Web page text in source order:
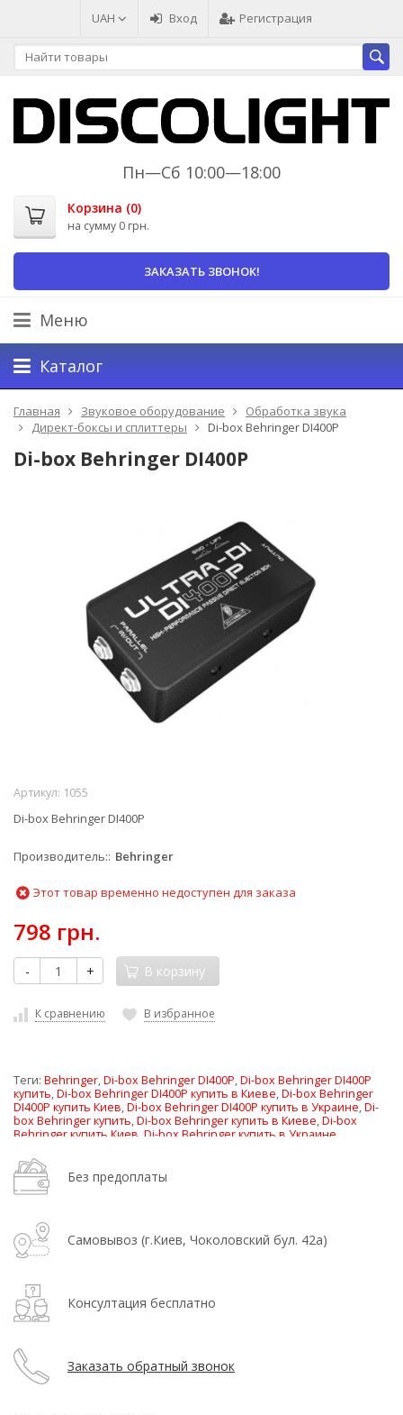
UAH Вход Регистрация
Пн—Сб 10:00—18:00
Корзина (0)
на сумму 0 грн.
ЗАКАЗАТЬ ЗВОНОК!
Меню
Каталог
Главная Звуковое оборудование
Обработка звука
Директ-боксы и сплиттеры
Di-box Behringer DI400P
Di-box Behringer DI400P
Артикул: 1055
Di-box Behringer DI400P
Производитель: Behringer
Этот товар временно недоступен для заказа
798 грн.
- + В корзину
К сравнению В избранное
Теги: Behringer,Di-box Behringer DI400P,Di-box Behringer DI400P
купить,Di-box Behringer DI400P купить в Киеве,Di-box Behringer
DI400P купить Киев,Di-box Behringer DI400P купить в Украине,Di-
box Behringer купить,Di-box Behringer купить в Киеве,Di-box
Behringer купить Киев Di-box Behringer купить в Украине
Без предоплаты
Самовывоз (г.Киев, Чоколовский бул. 42а)
Консултация бесплатно
Заказать обратный звонок